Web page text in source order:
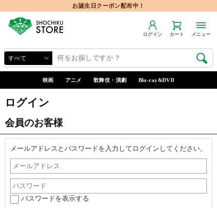
お誕生日クーポン配布中！
ログイン カート メニュー
映画 アニメ 歌舞伎・演劇 Blu-ray&DVD
ログイン
会員のお客様
メールアドレスとパスワードを入力してログインしてください。
パスワードを表示する